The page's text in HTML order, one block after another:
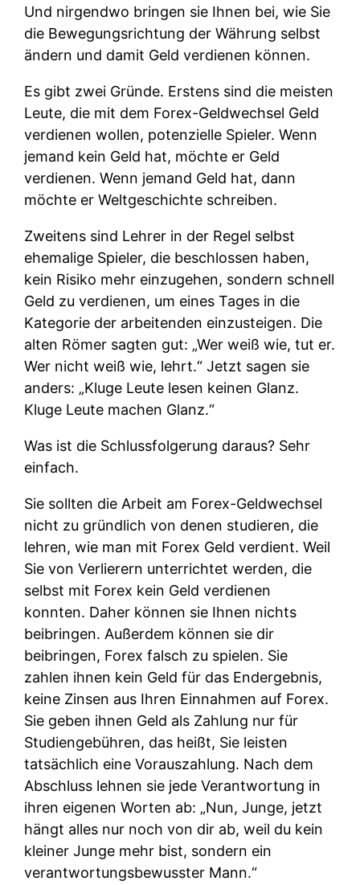
Und nirgendwo bringen sie Ihnen bei, wie Sie
die Bewegungsrichtung der Währung selbst
ändern und damit Geld verdienen können.
Es gibt zwei Gründe. Erstens sind die meisten
Leute, die mit dem Forex-Geldwechsel Geld
verdienen wollen, potenzielle Spieler. Wenn
jemand kein Geld hat, möchte er Geld
verdienen. Wenn jemand Geld hat, dann
möchte er Weltgeschichte schreiben.
Zweitens sind Lehrer in der Regel selbst
ehemalige Spieler, die beschlossen haben,
kein Risiko mehr einzugehen, sondern schnell
Geld zu verdienen, um eines Tages in die
Kategorie der arbeitenden einzusteigen. Die
alten Römer sagten gut: „Wer weiß wie, tut er.
Wer nicht weiß wie, lehrt.“ Jetzt sagen sie
anders: „Kluge Leute lesen keinen Glanz.
Kluge Leute machen Glanz.“
Was ist die Schlussfolgerung daraus? Sehr
einfach.
Sie sollten die Arbeit am Forex-Geldwechsel
nicht zu gründlich von denen studieren, die
lehren, wie man mit Forex Geld verdient. Weil
Sie von Verlierern unterrichtet werden, die
selbst mit Forex kein Geld verdienen
konnten. Daher können sie Ihnen nichts
beibringen. Außerdem können sie dir
beibringen, Forex falsch zu spielen. Sie
zahlen ihnen kein Geld für das Endergebnis,
keine Zinsen aus Ihren Einnahmen auf Forex.
Sie geben ihnen Geld als Zahlung nur für
Studiengebühren, das heißt, Sie leisten
tatsächlich eine Vorauszahlung. Nach dem
Abschluss lehnen sie jede Verantwortung in
ihren eigenen Worten ab: „Nun, Junge, jetzt
hängt alles nur noch von dir ab, weil du kein
kleiner Junge mehr bist, sondern ein
verantwortungsbewusster Mann.“